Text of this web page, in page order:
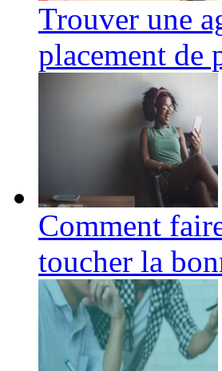
Trouver une
placement de
Comment
toucher la